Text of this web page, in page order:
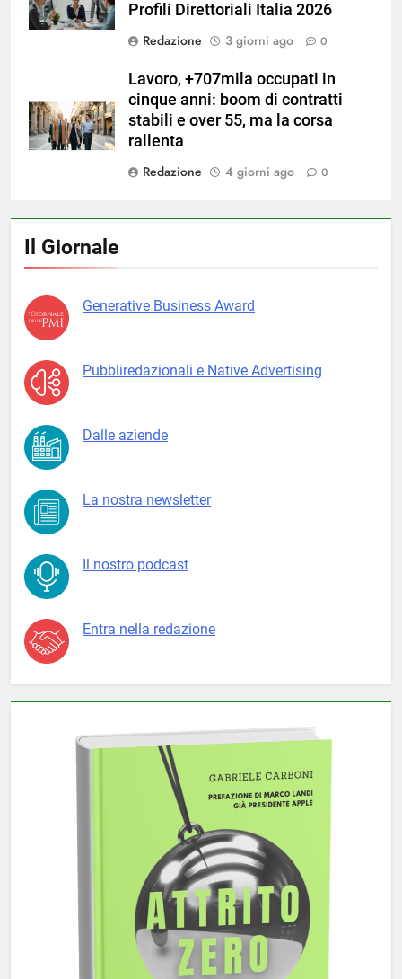
Profili Direttoriali Italia 2026
Redazione
3 giorni ago 0
Lavoro, +707mila occupati in
cinque anni: boom di contratti
stabili e over 55, ma la corsa
rallenta
Redazione
4 giorni ago 0
Il Giornale
Generative Business Award
Pubbliredazionali e Native Advertising
Dalle aziende
La nostra newsletter
Il nostro podcast
Entra nella redazione